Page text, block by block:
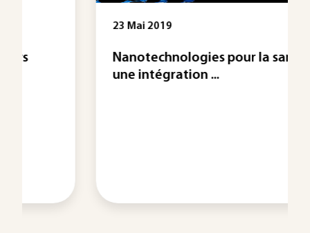
Nanotechnologies pour la santé:
une intégration ...